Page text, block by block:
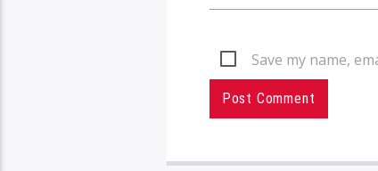
Save my name,